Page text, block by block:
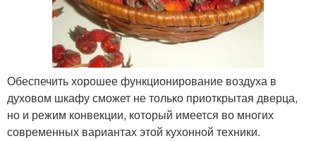
Обеспечить хорошее функционирование воздуха в
духовом шкафу сможет не только приоткрытая дверца,
но и режим конвекции, который имеется во многих
современных вариантах этой кухонной техники.